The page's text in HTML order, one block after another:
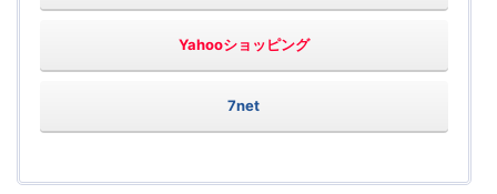
Yahooショッピング
7net